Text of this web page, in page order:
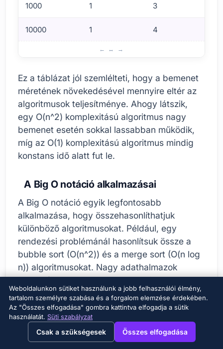
View this page in English?
1000 1 3
10000 1 4
Ez a táblázat jól szemlélteti, hogy a bemenet
méretének növekedésével mennyire eltér az
algoritmusok teljesítménye. Ahogy látszik,
egy O(n^2) komplexitású algoritmus nagy
bemenet esetén sokkal lassabban működik,
míg az O(1) komplexitású algoritmus mindig
konstans idő alatt fut le.
A Big O notáció alkalmazásai
A Big O notáció egyik legfontosabb
alkalmazása, hogy összehasonlíthatjuk
különböző algoritmusokat. Például, egy
rendezési problémánál hasonlítsuk össze a
bubble sort (O(n^2)) és a merge sort (O(n log
n)) algoritmusokat. Nagy adathalmazok
rendezésekor a merge sort algoritmus sokkal
gyorsabb eredményt ad, mint a bubble sort.
Ezért, amikor a teljesítmény kritikus, nagyon
fontos, hogy a Big O notációt használjuk az
optimális algoritmus kiválasztásához.
Weboldalunkon sütiket használunk a jobb felhasználói élmény,
tartalom személyre szabása és a forgalom elemzése érdekében.
Az "Összes elfogadása" gombra kattintva elfogadja a sütik
használatát. Süti szabályzat
Csak a szükségesek Összes elfogadása